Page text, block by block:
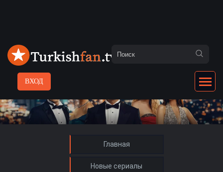
ВХОД
Главная
Новые сериалы